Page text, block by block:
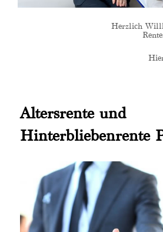
Herzlich
Altersrente und
Hinterbliebenrente